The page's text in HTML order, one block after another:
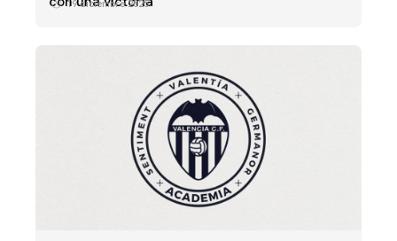
19 diciembre 2025